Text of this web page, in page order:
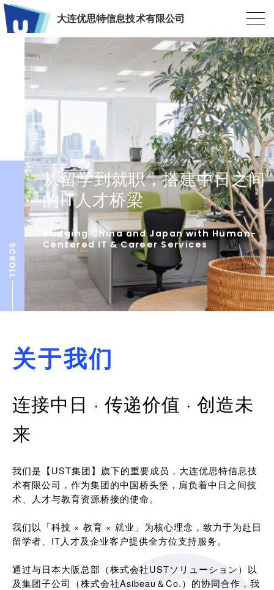
大连优思特信息技术有限公司
从留学到就职，搭建中日之间
的IT人才桥梁
Bridging China and Japan with Human-
Centered IT & Career Services
关于我们
连接中日 · 传递价值 · 创造未
来
我们是【UST集团】旗下的重要成员，大连优思特信息技
术有限公司，作为集团的中国桥头堡，肩负着中日之间技
术、人才与教育资源桥接的使命。
我们以「科技 × 教育 × 就业」为核心理念，致力于为赴日
留学者、IT人才及企业客户提供全方位支持服务。
通过与日本大阪总部（株式会社USTソリューション）以
及集团子公司（株式会社Asibeau＆Co.）的协同合作，我